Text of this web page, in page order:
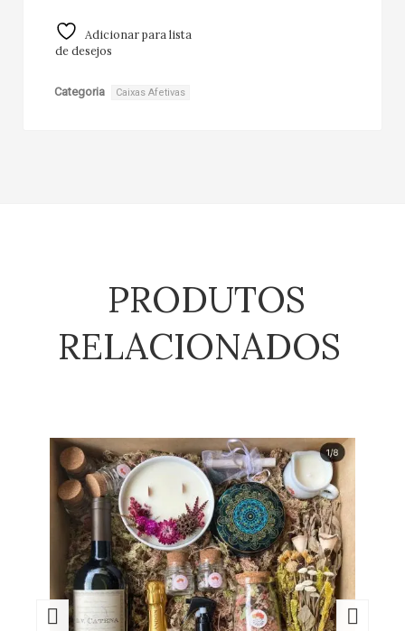
Adicionar para lista
de desejos
Categoria Caixas Afetivas
PRODUTOS
RELACIONADOS